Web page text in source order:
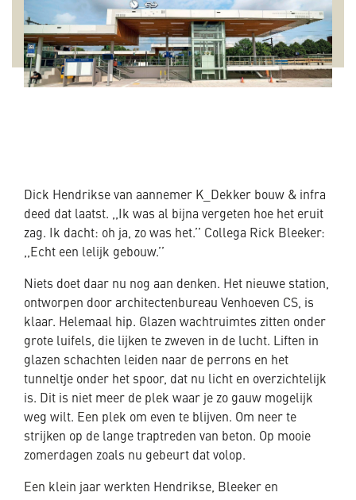
Dick Hendrikse van aannemer K_Dekker bouw & infra
deed dat laatst. ,,Ik was al bijna vergeten hoe het eruit
zag. Ik dacht: oh ja, zo was het.’’ Collega Rick Bleeker:
,,Echt een lelijk gebouw.’’
Niets doet daar nu nog aan denken. Het nieuwe station,
ontworpen door architectenbureau Venhoeven CS, is
klaar. Helemaal hip. Glazen wachtruimtes zitten onder
grote luifels, die lijken te zweven in de lucht. Liften in
glazen schachten leiden naar de perrons en het
tunneltje onder het spoor, dat nu licht en overzichtelijk
is. Dit is niet meer de plek waar je zo gauw mogelijk
weg wilt. Een plek om even te blijven. Om neer te
strijken op de lange traptreden van beton. Op mooie
zomerdagen zoals nu gebeurt dat volop.
Een klein jaar werkten Hendrikse, Bleeker en